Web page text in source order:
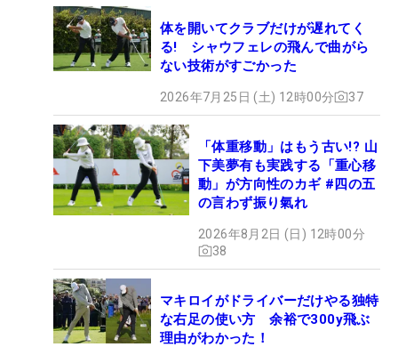
体を開いてクラブだけが遅れてく
る! シャウフェレの飛んで曲がら
ない技術がすごかった
2026年7月25日 (土) 12時00分 37
「体重移動」はもう古い!? 山
下美夢有も実践する「重心移
動」が方向性のカギ #四の五
の言わず振り氣れ
2026年8月2日 (日) 12時00分
38
マキロイがドライバーだけやる独特
な右足の使い方 余裕で300y飛ぶ
理由がわかった！